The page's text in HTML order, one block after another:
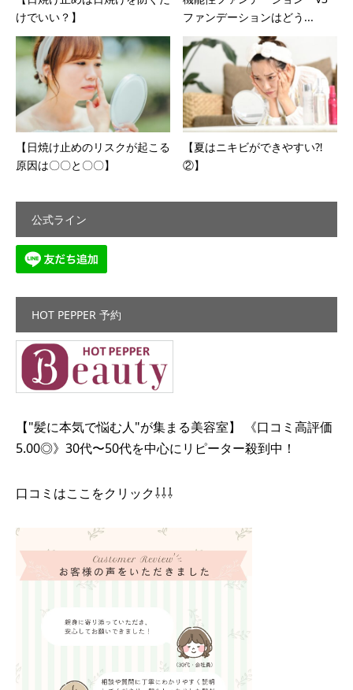
けでいい？】
ファンデーションはどう...
【日焼け止めのリスクが起こる
原因は〇〇と〇〇】
【夏はニキビができやすい⁈
②】
公式ライン
HOT PEPPER 予約
【"髪に本気で悩む人"が集まる美容室】 《口コミ高評価
5.00◎》30代〜50代を中心にリピーター殺到中！
口コミはここをクリック⇩⇩⇩